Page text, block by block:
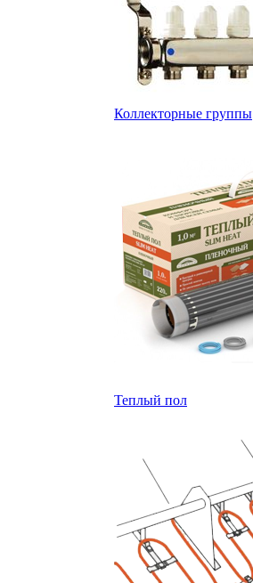
Коллекторные группы
Теплый пол